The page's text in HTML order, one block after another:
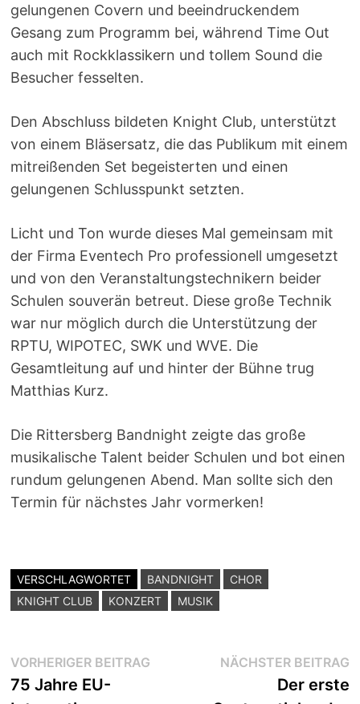
gelungenen Covern und beeindruckendem
Gesang zum Programm bei, während Time Out
auch mit Rockklassikern und tollem Sound die
Besucher fesselten.
Den Abschluss bildeten Knight Club, unterstützt
von einem Bläsersatz, die das Publikum mit einem
mitreißenden Set begeisterten und einen
gelungenen Schlusspunkt setzten.
Licht und Ton wurde dieses Mal gemeinsam mit
der Firma Eventech Pro professionell umgesetzt
und von den Veranstaltungstechnikern beider
Schulen souverän betreut. Diese große Technik
war nur möglich durch die Unterstützung der
RPTU, WIPOTEC, SWK und WVE. Die
Gesamtleitung auf und hinter der Bühne trug
Matthias Kurz.
Die Rittersberg Bandnight zeigte das große
musikalische Talent beider Schulen und bot einen
rundum gelungenen Abend. Man sollte sich den
Termin für nächstes Jahr vormerken!
VERSCHLAGWORTET BANDNIGHT
CHOR
KNIGHT CLUB
KONZERT MUSIK
Beitragsnavigation
VORHERIGER BEITRAG Vorheriger
75 Jahre EU-
NÄCHSTER BEITRAG
Der erste